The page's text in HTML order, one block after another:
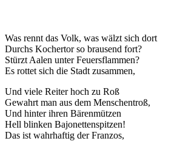
Was rennt das Volk, was wälzt sich dort
Durchs Kochertor so brausend fort?
Stürzt Aalen unter Feuersflammen?
Es rottet sich die Stadt zusammen,
Und viele Reiter hoch zu Roß
Gewahrt man aus dem Menschentroß,
Und hinter ihren Bärenmützen
Hell blinken Bajonettenspitzen!
Das ist wahrhaftig der Franzos,